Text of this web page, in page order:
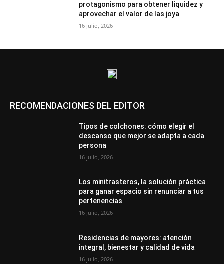
protagonismo para obtener liquidez y
aprovechar el valor de las joya
16 julio, 2026
RECOMENDACIONES DEL EDITOR
Tipos de colchones: cómo elegir el
descanso que mejor se adapta a cada
persona
16 julio, 2026
Los minitrasteros, la solución práctica
para ganar espacio sin renunciar a tus
pertenencias
16 julio, 2026
Residencias de mayores: atención
integral, bienestar y calidad de vida
16 julio, 2026